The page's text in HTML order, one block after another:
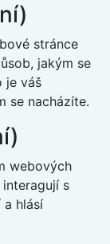
stránce
jakým se
je váš
se nacházíte.
webových
s
hlásí